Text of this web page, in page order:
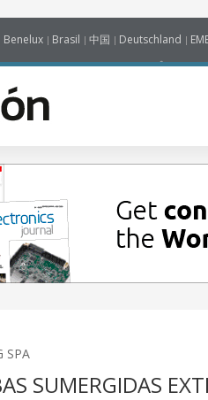
Benelux Brasil 中国 Deutschland
SPA
SUMERGIDAS